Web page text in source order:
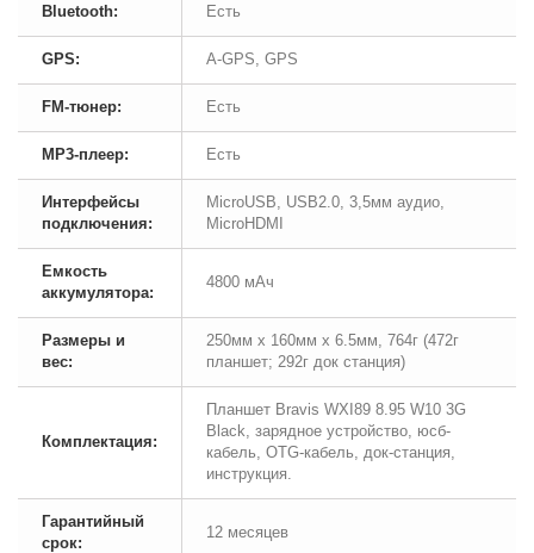
Bluetooth: Есть
GPS: A-GPS, GPS
FM-тюнер: Есть
MP3-плеер: Есть
Интерфейсы
подключения:
MicroUSB, USB2.0, 3,5мм аудио,
MicroHDMI
Емкость
аккумулятора:
4800 мАч
Размеры и
вес:
250мм х 160мм х 6.5мм, 764г (472г
планшет; 292г док станция)
Комплектация:
Планшет Bravis WXI89 8.95 W10 3G
Black, зарядное устройство, юсб-
кабель, OTG-кабель, док-станция,
инструкция.
Гарантийный
срок:
12 месяцев